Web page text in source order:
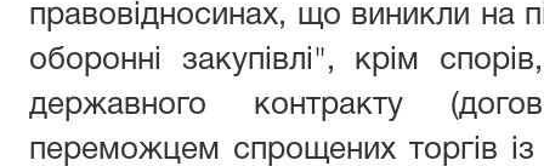
правовідносинах, що виникли на
оборонні закупівлі", крім
державного контракту
переможцем спрощених торгів із